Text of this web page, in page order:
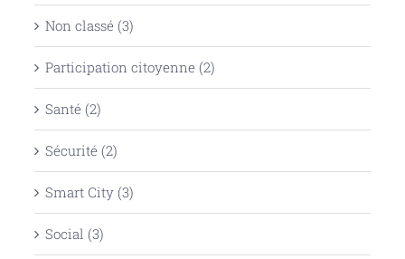
Non classé (3)
Participation citoyenne (2)
Santé (2)
Sécurité (2)
Smart City (3)
Social (3)